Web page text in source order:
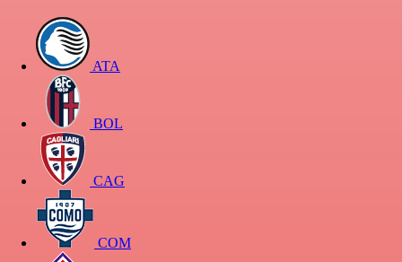
ATA
BOL
CAG
COM